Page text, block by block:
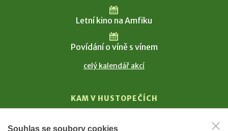
Letní kino na Amfiku
Povídání o víně s vínem
celý kalendář akcí
KAM V HUSTOPEČÍCH
Souhlas se soubory cookies